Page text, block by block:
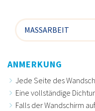
MASSARBEIT
ANMERKUNG
Jede Seite des
Eine vollständige
Falls der Wandschirm